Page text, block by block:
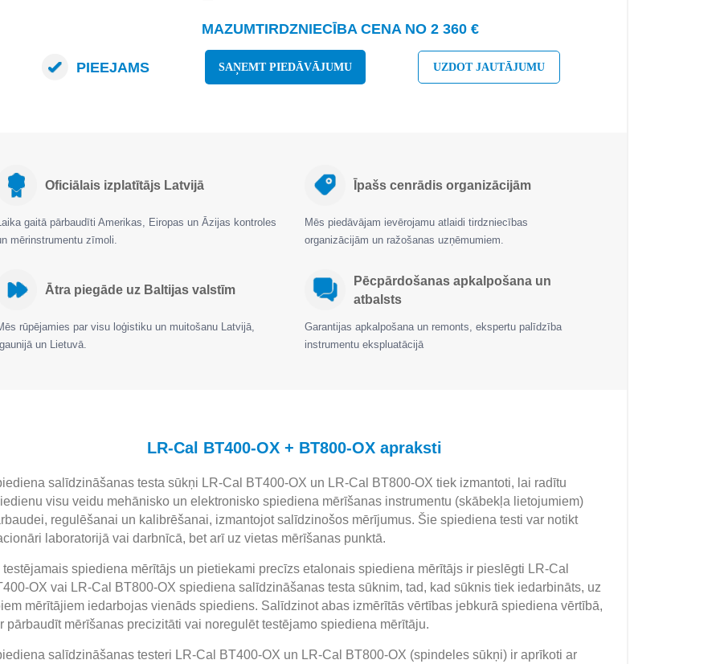
MAZUMTIRDZNIECĪBA CENA NO 2 360 €
PIEEJAMS SAŅEMT PIEDĀVĀJUMU UZDOT JAUTĀJUMU
Oficiālais izplatītājs Latvijā
gaitā pārbaudīti Amerikas, Eiropas un Āzijas kontroles
mērinstrumentu zīmoli.
Īpašs cenrādis organizācijām
Mēs piedāvājam ievērojamu atlaidi tirdzniecības
organizācijām un ražošanas uzņēmumiem.
Ātra piegāde uz Baltijas valstīm
rūpējamies par visu loģistiku un muitošanu Latvijā,
un Lietuvā.
Pēcpārdošanas apkalpošana un
atbalsts
Garantijas apkalpošana un remonts, ekspertu palīdzība
instrumentu ekspluatācijā
LR-Cal BT400-OX + BT800-OX apraksti
salīdzināšanas testa sūkņi LR-Cal BT400-OX un LR-Cal BT800-OX tiek izmantoti, lai radītu
visu veidu mehānisko un elektronisko spiediena mērīšanas instrumentu (skābekļa lietojumiem)
regulēšanai un kalibrēšanai, izmantojot salīdzinošos mērījumus. Šie spiediena testi var notikt
laboratorijā vai darbnīcā, bet arī uz vietas mērīšanas punktā.
testējamais spiediena mērītājs un pietiekami precīzs etalonais spiediena mērītājs ir pieslēgti LR-Cal
OX vai LR-Cal BT800-OX spiediena salīdzināšanas testa sūknim, tad, kad sūknis tiek iedarbināts, uz
mērītājiem iedarbojas vienāds spiediens. Salīdzinot abas izmērītās vērtības jebkurā spiediena vērtībā,
pārbaudīt mērīšanas precizitāti vai noregulēt testējamo spiediena mērītāju.
salīdzināšanas testeri LR-Cal BT400-OX un LR-Cal BT800-OX (spindeles sūkņi) ir aprīkoti ar